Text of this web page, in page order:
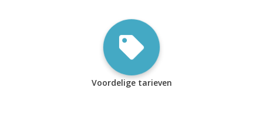
Voordelige tarieven